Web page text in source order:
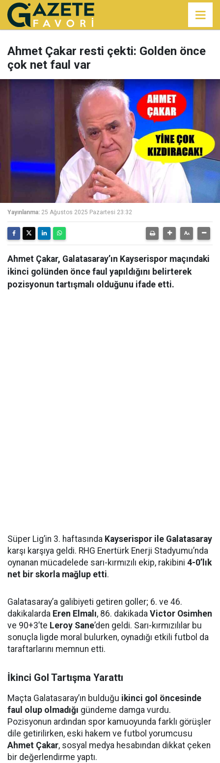
Ahmet Çakar resti çekti: Golden önce
çok net faul var
Yayınlanma: 25 Ağustos 2025 Pazartesi 23:32
Ahmet Çakar, Galatasaray’ın Kayserispor maçındaki
ikinci golünden önce faul yapıldığını belirterek
pozisyonun tartışmalı olduğunu ifade etti.
Süper Lig’in 3. haftasında Kayserispor ile Galatasaray
karşı karşıya geldi. RHG Enertürk Enerji Stadyumu’nda
oynanan mücadelede sarı-kırmızılı ekip, rakibini 4-0’lık
net bir skorla mağlup etti.
Galatasaray’a galibiyeti getiren goller; 6. ve 46.
dakikalarda Eren Elmalı, 86. dakikada Victor Osimhen
ve 90+3’te Leroy Sane’den geldi. Sarı-kırmızılılar bu
sonuçla ligde moral bulurken, oynadığı etkili futbol da
taraftarlarını memnun etti.
İkinci Gol Tartışma Yarattı
Maçta Galatasaray’ın bulduğu ikinci gol öncesinde
faul olup olmadığı gündeme damga vurdu.
Pozisyonun ardından spor kamuoyunda farklı görüşler
dile getirilirken, eski hakem ve futbol yorumcusu
Ahmet Çakar, sosyal medya hesabından dikkat çeken
bir değerlendirme yaptı.